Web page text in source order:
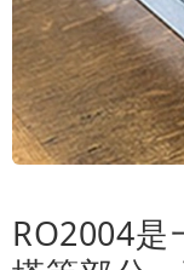
RO2004